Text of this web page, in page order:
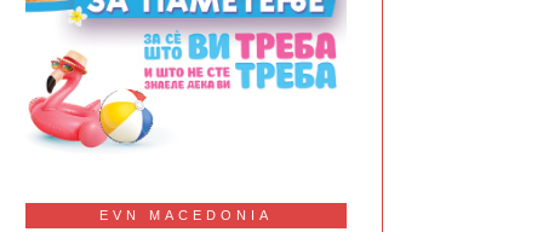
EVN MACEDONIA